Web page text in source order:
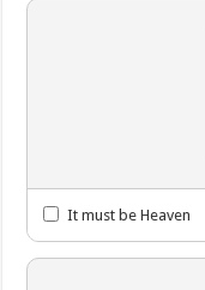
It must be Heaven